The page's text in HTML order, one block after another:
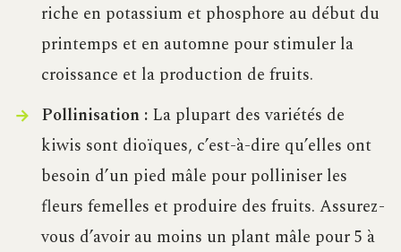
riche en potassium et phosphore au début du
printemps et en automne pour stimuler la
croissance et la production de fruits.
Pollinisation :La plupart des variétés de
kiwis sont dioïques, c’est-à-dire qu’elles ont
besoin d’un pied mâle pour polliniser les
fleurs femelles et produire des fruits. Assurez-
vous d’avoir au moins un plant mâle pour 5 à